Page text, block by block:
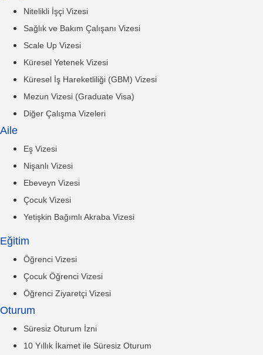
Nitelikli İşçi Vizesi
Sağlık ve Bakım Çalışanı Vizesi
Scale Up Vizesi
Küresel Yetenek Vizesi
Küresel İş Hareketliliği (GBM) Vizesi
Mezun Vizesi (Graduate Visa)
Diğer Çalışma Vizeleri
Aile
Eş Vizesi
Nişanlı Vizesi
Ebeveyn Vizesi
Çocuk Vizesi
Yetişkin Bağımlı Akraba Vizesi
Eğitim
Öğrenci Vizesi
Çocuk Öğrenci Vizesi
Öğrenci Ziyaretçi Vizesi
Oturum
Süresiz Oturum İzni
10 Yıllık İkamet ile Süresiz Oturum